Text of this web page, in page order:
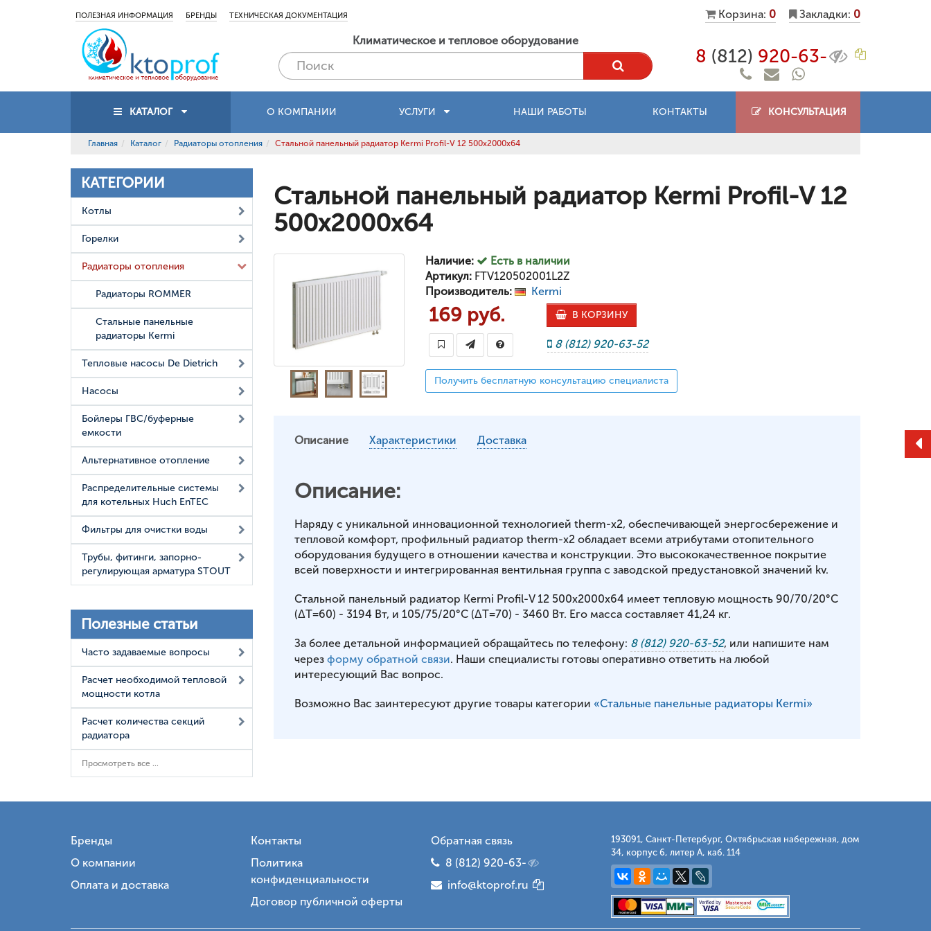
ПОЛЕЗНАЯ ИНФОРМАЦИЯ БРЕНДЫ ТЕХНИЧЕСКАЯ ДОКУМЕНТАЦИЯ Корзина: 0 Закладки: 0
Климатическое и тепловое оборудование
8 (812) 920-63-
КАТАЛОГ О КОМПАНИИ УСЛУГИ НАШИ РАБОТЫ КОНТАКТЫ КОНСУЛЬТАЦИЯ
Главная Каталог Радиаторы отопления Стальной панельный радиатор Kermi Profil-V 12 500x2000x64
КАТЕГОРИИ
Котлы
Горелки
Радиаторы отопления
Радиаторы ROMMER
Стальные панельные
радиаторы Kermi
Тепловые насосы De Dietrich
Насосы
Бойлеры ГВС/буферные
емкости
Альтернативное отопление
Распределительные системы
для котельных Huch EnTEC
Фильтры для очистки воды
Трубы, фитинги, запорно-
регулирующая арматура STOUT
Полезные статьи
Часто задаваемые вопросы
Расчет необходимой тепловой
мощности котла
Расчет количества секций
радиатора
Просмотреть все ...
Стальной панельный радиатор Kermi Profil-V 12
500x2000x64
Наличие:
Есть в наличии
Артикул:FTV120502001L2Z
Производитель:
Kermi
169 руб. В КОРЗИНУ
8 (812) 920-63-52
Получить бесплатную консультацию специалиста
Описание Характеристики Доставка
Описание:
Наряду с уникальной инновационной технологией therm-x2, обеспечивающей энергосбережение и
тепловой комфорт, профильный радиатор therm-x2 обладает всеми атрибутами отопительного
оборудования будущего в отношении качества и конструкции. Это высококачественное покрытие
всей поверхности и интегрированная вентильная группа с заводской предустановкой значений kv.
Стальной панельный радиатор Kermi Profil-V 12 500x2000x64 имеет тепловую мощность 90/70/20°С
(ΔT=60) - 3194 Вт, и 105/75/20°С (ΔT=70) - 3460 Вт. Его масса составляет 41,24 кг.
За более детальной информацией обращайтесь по телефону: 8 (812) 920-63-52, или напишите нам
через форму обратной связи. Наши специалисты готовы оперативно ответить на любой
интересующий Вас вопрос.
Возможно Вас заинтересуют другие товары категории «Стальные панельные радиаторы Kermi»
Бренды
О компании
Оплата и доставка
Контакты
Политика
конфиденциальности
Договор публичной оферты
Обратная связь
8 (812) 920-63-
info@ktoprof.ru
193091, Санкт-Петербург, Октябрьская набережная, дом
34, корпус 6, литер А, каб. 114